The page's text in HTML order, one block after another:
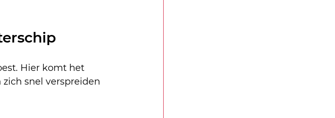
Hier komt het
snel verspreiden